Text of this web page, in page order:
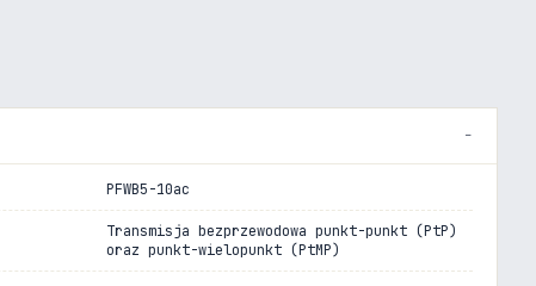
PFWB5-10ac
Transmisja bezprzewodowa punkt-punkt (PtP)
oraz punkt-wielopunkt (PtMP)